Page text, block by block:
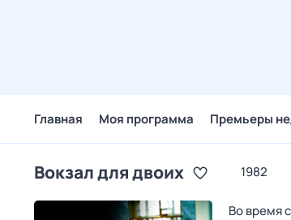
Главная Моя программа Премьеры
Вокзал для двоих 1982
Во время